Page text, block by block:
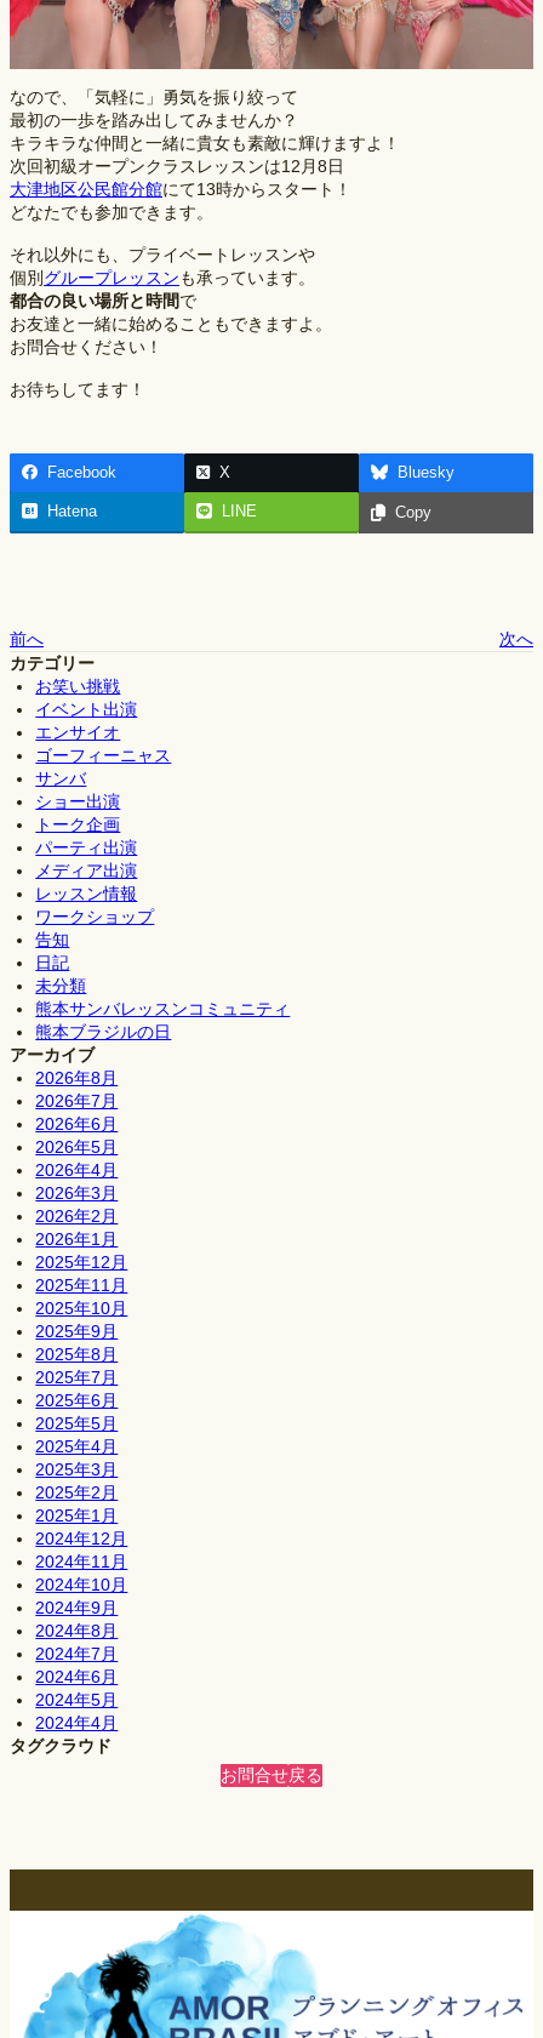
なので、「気軽に」勇気を振り絞って
最初の一歩を踏み出してみませんか？
キラキラな仲間と一緒に貴女も素敵に輝けますよ！
次回初級オープンクラスレッスンは12月8日
大津地区公民館分館にて13時からスタート！
どなたでも参加できます。
それ以外にも、プライベートレッスンや
個別 グループレッスンも承っています。
都合の良い場所と時間で
お友達と一緒に始めることもできますよ。
お問合せください！
お待ちしてます！
Facebook X Bluesky
Hatena LINE Copy
前へ
次へ
カテゴリー
お笑い挑戦
イベント出演
エンサイオ
ゴーフィーニャス
サンバ
ショー出演
トーク企画
パーティ出演
メディア出演
レッスン情報
ワークショップ
告知
日記
未分類
熊本サンバレッスンコミュニティ
熊本ブラジルの日
アーカイブ
2026年8月
2026年7月
2026年6月
2026年5月
2026年4月
2026年3月
2026年2月
2026年1月
2025年12月
2025年11月
2025年10月
2025年9月
2025年8月
2025年7月
2025年6月
2025年5月
2025年4月
2025年3月
2025年2月
2025年1月
2024年12月
2024年11月
2024年10月
2024年9月
2024年8月
2024年7月
2024年6月
2024年5月
2024年4月
タグクラウド
お問合せ戻る